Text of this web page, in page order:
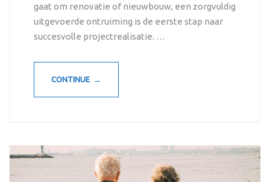
gaat om renovatie of nieuwbouw, een zorgvuldig
uitgevoerde ontruiming is de eerste stap naar
succesvolle projectrealisatie. …
CONTINUE →